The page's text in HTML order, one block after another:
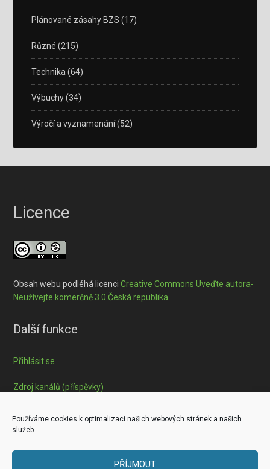
Používáme cookies k optimalizaci našich webových stránek a našich
služeb.
PŘÍJMOUT
Plánované zásahy BZS (17)
Různé (215)
Technika(64)
Výbuchy(34)
Výročí a vyznamenání(52)
Licence
Obsah webu podléhá licenciCreative Commons Uveďte autora-
Neužívejte komerčně 3.0 Česká republika
Další funkce
Přihlásit se
Zdroj kanálů (příspěvky)
Informace o souborech cookies